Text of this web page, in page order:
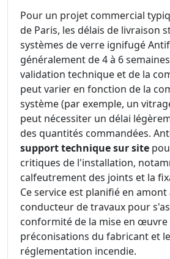
Pour un projet commercial
de Paris, les délais de livraison
systèmes de verre ignifugé
généralement de 4 à 6
validation technique et de la
peut varier en fonction de la
système (par exemple, un
peut nécessiter un délai
des quantités commandées.
support technique sur site
critiques de l'installation,
calfeutrement des joints et la
Ce service est planifié en amont
conducteur de travaux pour
conformité de la mise en œuvre
préconisations du fabricant et
réglementation incendie.